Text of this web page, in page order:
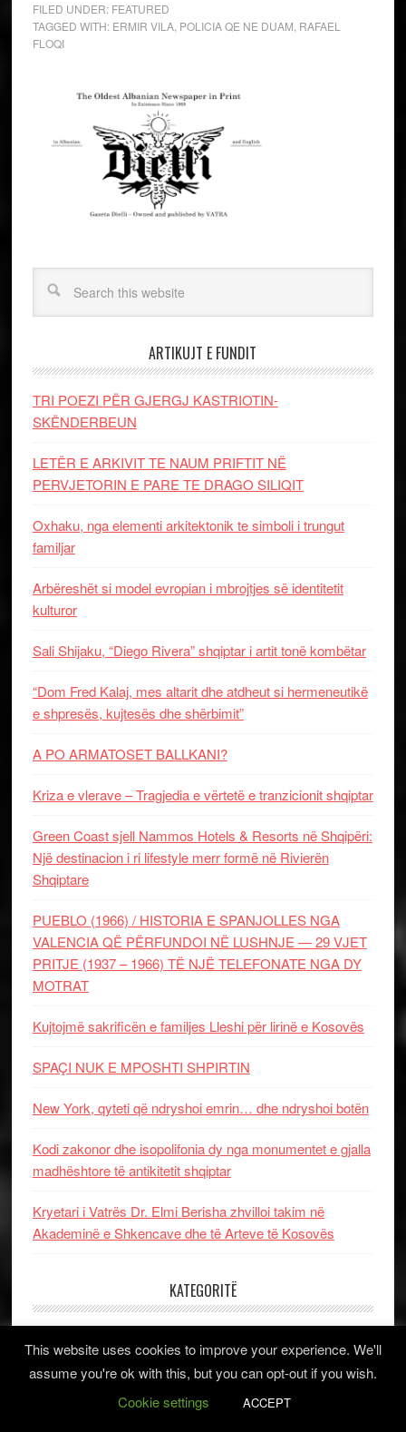
FILED UNDER: FEATURED
TAGGED WITH: ERMIR VILA, POLICIA QE NE DUAM RAFAEL
FLOQI
ARTIKUJT E FUNDIT
TRI POEZI PËR GJERGJ KASTRIOTIN-
SKËNDERBEUN
LETËR E ARKIVIT TE NAUM PRIFTIT NË
PERVJETORIN E PARE TE DRAGO SILIQIT
Oxhaku, nga elementi arkitektonik te simboli i trungut
familjar
Arbëreshët si model evropian i mbrojtjes së identitetit
kulturor
Sali Shijaku, “Diego Rivera” shqiptar i artit tonë kombëtar
“Dom Fred Kalaj, mes altarit dhe atdheut si hermeneutikë
e shpresës, kujtesës dhe shërbimit”
A PO ARMATOSET BALLKANI?
Kriza e vlerave – Tragjedia e vërtetë e tranzicionit shqiptar
Green Coast sjell Nammos Hotels & Resorts në Shqipëri:
Një destinacion i ri lifestyle merr formë në Rivierën
Shqiptare
PUEBLO (1966) / HISTORIA E SPANJOLLES NGA
VALENCIA QË PËRFUNDOI NË LUSHNJE — 29 VJET
PRITJE (1937 – 1966) TË NJË TELEFONATE NGA DY
MOTRAT
Kujtojmë sakrificën e familjes Lleshi për lirinë e Kosovës
SPAÇI NUK E MPOSHTI SHPIRTIN
New York, qyteti që ndryshoi emrin… dhe ndryshoi botën
Kodi zakonor dhe isopolifonia dy nga monumentet e gjalla
madhështore të antikitetit shqiptar
Kryetari i Vatrës Dr. Elmi Berisha zhvilloi takim në
Akademinë e Shkencave dhe të Arteve të Kosovës
KATEGORITË
ARKIV
This website uses cookies to improve your experience. We'll
assume you're ok with this, but you can opt-out if you wish.
Cookie settings
ACCEPT